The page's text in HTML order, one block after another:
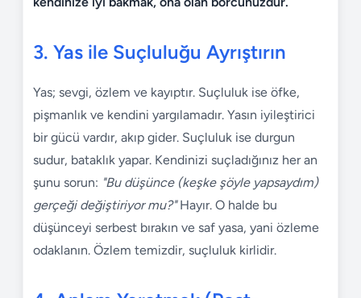
3. Yas ile Suçluluğu Ayrıştırın
Yas; sevgi, özlem ve kayıptır. Suçluluk ise öfke,
pişmanlık ve kendini yargılamadır. Yasın iyileştirici
bir gücü vardır, akıp gider. Suçluluk ise durgun
sudur, bataklık yapar. Kendinizi suçladığınız her an
şunu sorun: "Bu düşünce (keşke şöyle yapsaydım)
gerçeği değiştiriyor mu?"Hayır. O halde bu
düşünceyi serbest bırakın ve saf yasa, yani özleme
odaklanın. Özlem temizdir, suçluluk kirlidir.